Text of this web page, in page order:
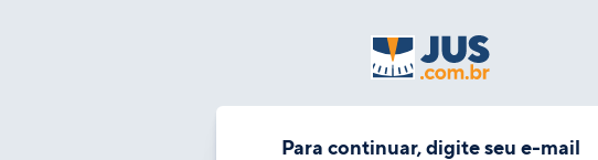
Para continuar, digite seu e-mail